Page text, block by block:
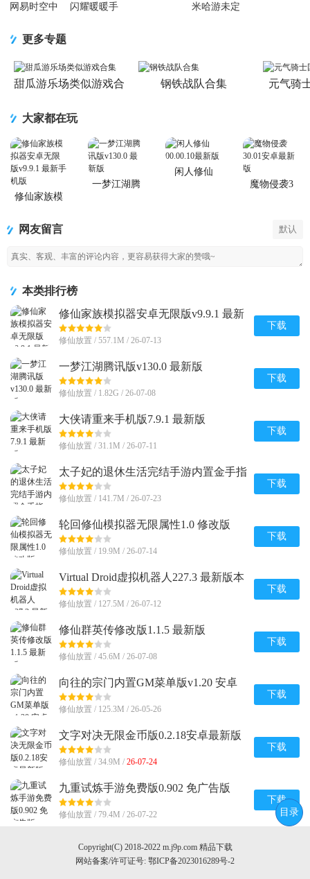
网易时空中
版本1.0.39
闪耀暖暖手
米哈游未定
更多专题
甜瓜游乐场类似游戏合
钢铁战队合集 元气骑
大家都在玩
修仙家族模
一梦江湖腾
闲人修仙
魔物侵袭3
网友留言 默认
本类排行榜
修仙家族模拟器安卓无限版v9.9.1 最新
手机版
修仙放置 / 557.1M / 26-07-13
下载
一梦江湖腾讯版v130.0 最新版
修仙放置 / 1.82G / 26-07-08
下载
大侠请重来手机版7.9.1 最新版
修仙放置 / 31.1M / 26-07-11
下载
太子妃的退休生活完结手游内置金手指
修仙放置 / 141.7M / 26-07-23
下载
轮回修仙模拟器无限属性1.0 修改版
修仙放置 / 19.9M / 26-07-14
下载
Virtual Droid虚拟机器人227.3 最新版本
修仙放置 / 127.5M / 26-07-12
下载
修仙群英传修改版1.1.5 最新版
修仙放置 / 45.6M / 26-07-08
下载
向往的宗门内置GM菜单版v1.20 安卓
版
修仙放置 / 125.3M / 26-05-26
下载
文字对决无限金币版0.2.18安卓最新版
修仙放置 / 34.9M / 26-07-24
下载
九重试炼手游免费版0.902 免广告版
修仙放置 / 79.4M / 26-07-22
下载
Copyright(C) 2018-2022 m.j9p.com 精品下载
网站备案/许可证号: 鄂ICP备2023016289号-2
目录